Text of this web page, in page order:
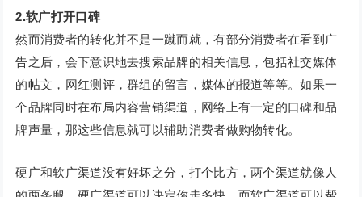
2.软广打开口碑
然而消费者的转化并不是一蹴而就，有部分消费者在看到广
告之后，会下意识地去搜索品牌的相关信息，包括社交媒体
的帖文，网红测评，群组的留言，媒体的报道等等。如果一
个品牌同时在布局内容营销渠道，网络上有一定的口碑和品
牌声量，那这些信息就可以辅助消费者做购物转化。
硬广和软广渠道没有好坏之分，打个比方，两个渠道就像人